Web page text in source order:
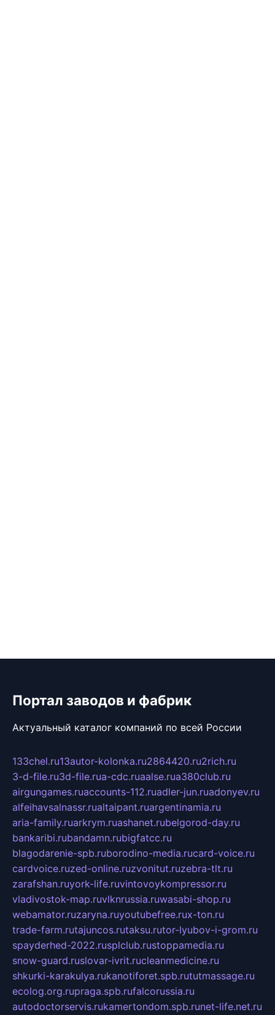
Портал заводов и фабрик
Актуальный каталог компаний по всей России
133chel.ru13autor-kolonka.ru2864420.ru2rich.ru
3-d-file.ru3d-file.rua-cdc.ruaalse.rua380club.ru
airgungames.ruaccounts-112.ruadler-jun.ruadonyev.ru
alfeihavsalnassr.rualtaipant.ruargentinamia.ru
aria-family.ruarkrym.ruashanet.rubelgorod-day.ru
bankaribi.rubandamn.rubigfatcc.ru
blagodarenie-spb.ruborodino-media.rucard-voice.ru
cardvoice.ruzed-online.ruzvonitut.ruzebra-tlt.ru
zarafshan.ruyork-life.ruvintovoykompressor.ru
vladivostok-map.ruvlknrussia.ruwasabi-shop.ru
webamator.ruzaryna.ruyoutubefree.rux-ton.ru
trade-farm.rutajuncos.rutaksu.rutor-lyubov-i-grom.ru
spayderhed-2022.rusplclub.rustoppamedia.ru
snow-guard.ruslovar-ivrit.rucleanmedicine.ru
shkurki-karakulya.rukanotiforet.spb.rututmassage.ru
ecolog.org.rupraga.spb.rufalcorussia.ru
autodoctorservis.rukamertondom.spb.runet-life.net.ru